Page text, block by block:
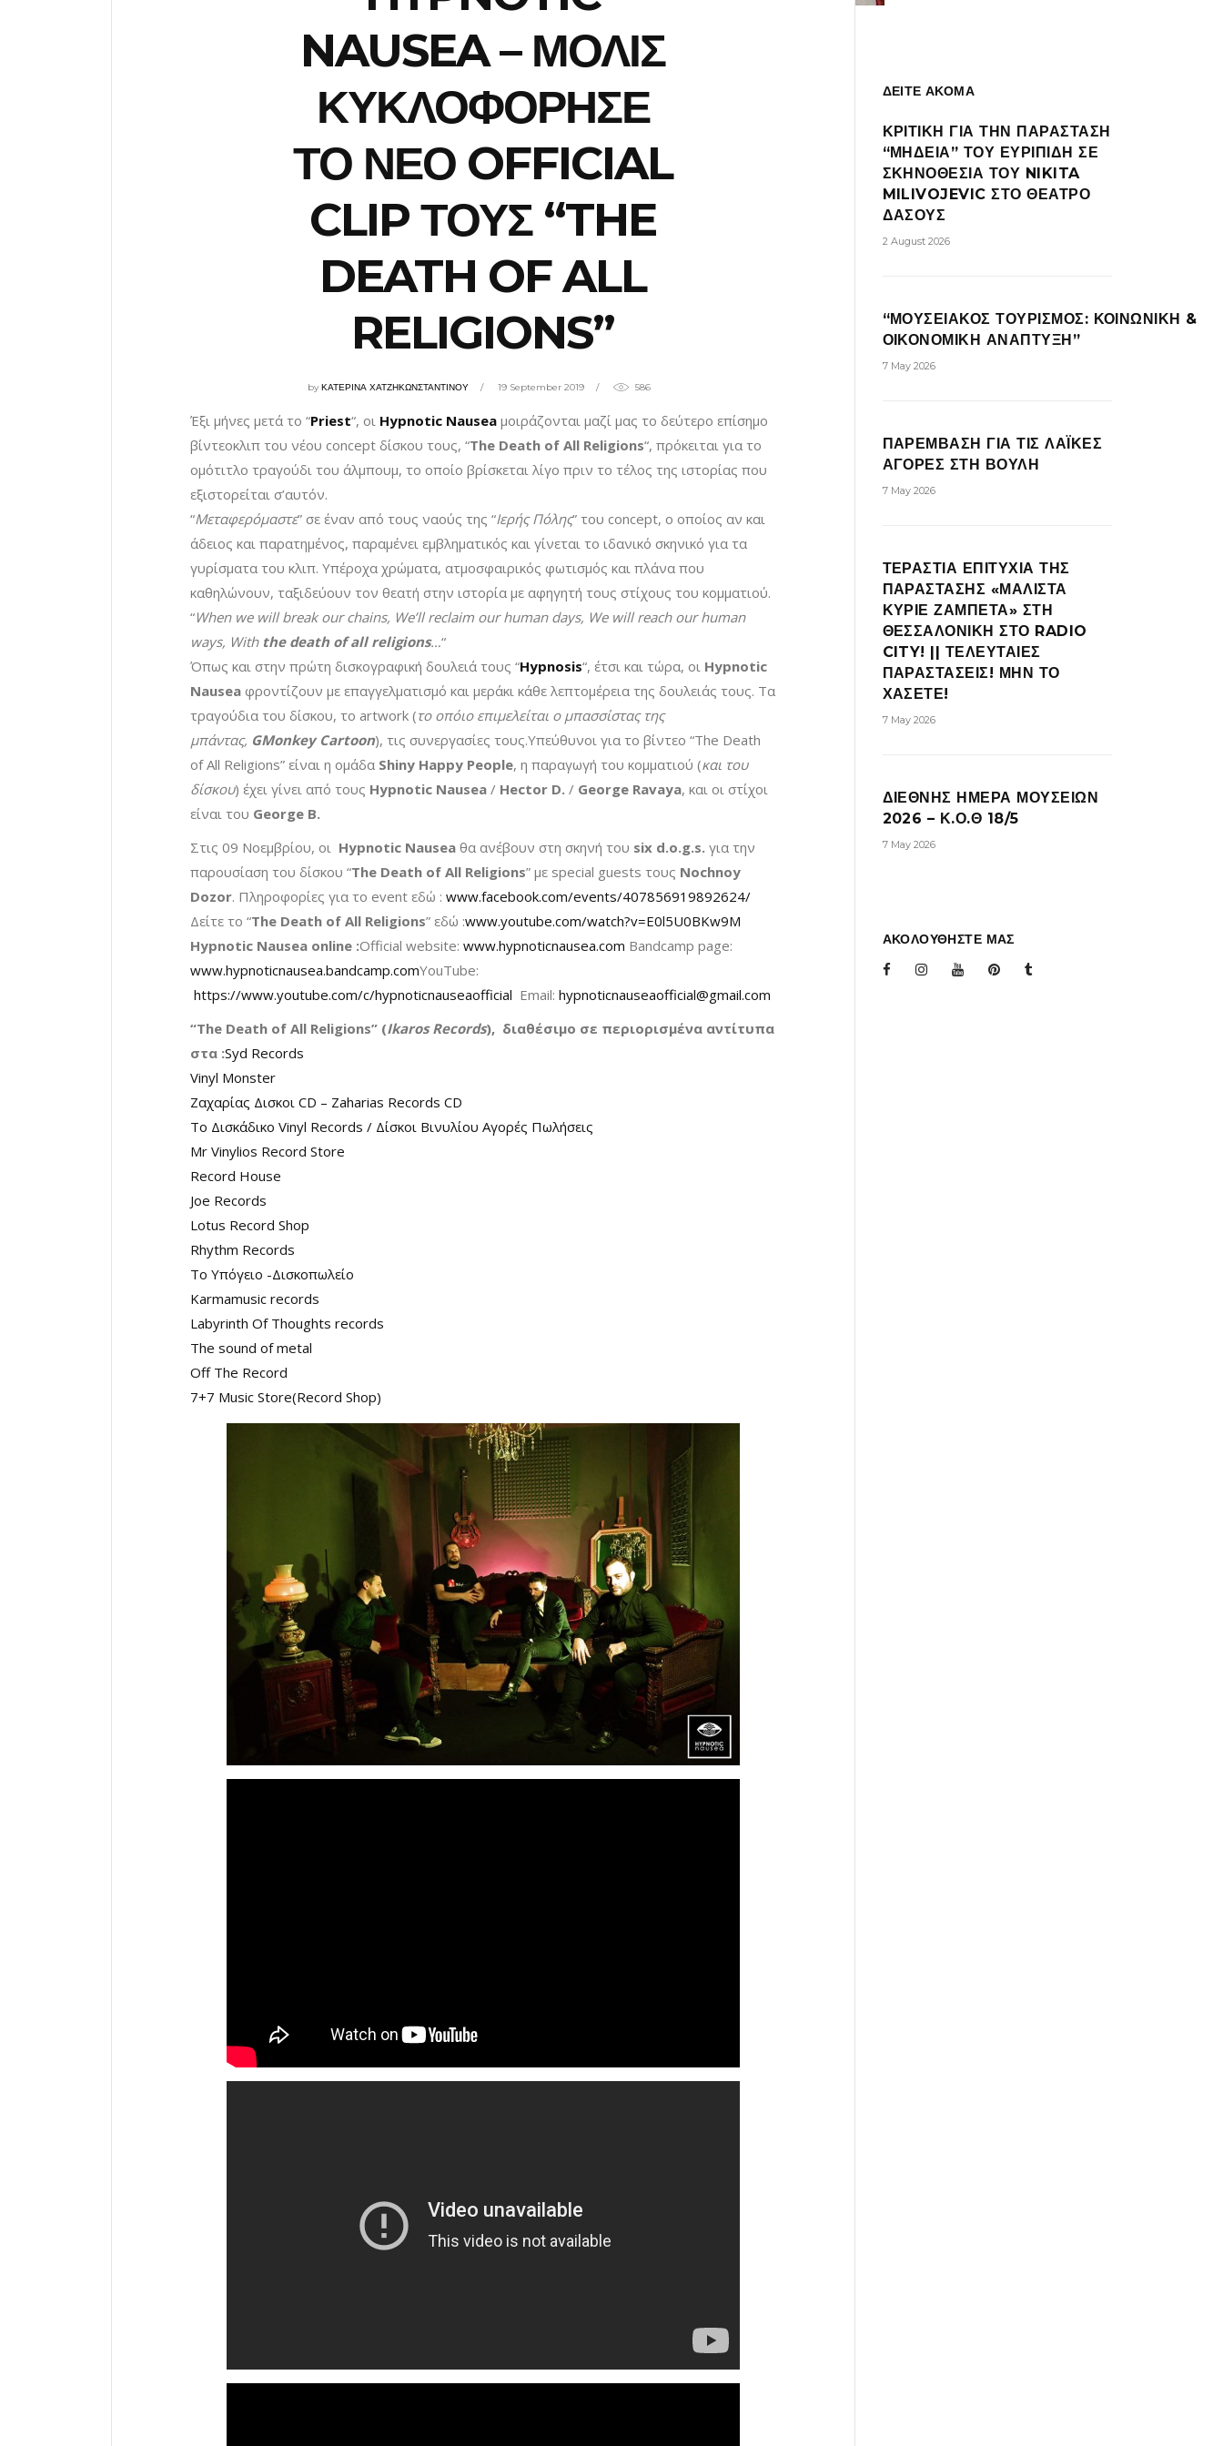
NAUSEA – ΜΟΛΙΣ
ΚΥΚΛΟΦΟΡΗΣΕ
ΤΟ ΝΕΟ OFFICIAL
CLIP ΤΟΥΣ “THE
DEATH OF ALL
RELIGIONS”
byΚΑΤΕΡΙΝΑ ΧΑΤΖΗΚΩΝΣΤΑΝΤΙΝΟΥ 19 September 2019 586
Έξι μήνες μετά το “Priest“, οι Hypnotic Nausea μοιράζονται μαζί μας το δεύτερο επίσημο
βίντεοκλιπ του νέου concept δίσκου τους, “The Death of All Religions“, πρόκειται για το
ομότιτλο τραγούδι του άλμπουμ, το οποίο βρίσκεται λίγο πριν το τέλος της ιστορίας που
εξιστορείται σ’αυτόν.
“Μεταφερόμαστε” σε έναν από τους ναούς της “Ιερής Πόλης” του concept, ο οποίος αν και
άδειος και παρατημένος, παραμένει εμβληματικός και γίνεται το ιδανικό σκηνικό για τα
γυρίσματα του κλιπ. Υπέροχα χρώματα, ατμοσφαιρικός φωτισμός και πλάνα που
καθηλώνουν, ταξιδεύουν τον θεατή στην ιστορία με αφηγητή τους στίχους του κομματιού.
“When we will break our chains, We’ll reclaim our human days, We will reach our human
ways, With the death of all religions…“
Όπως και στην πρώτη δισκογραφική δουλειά τους “Hypnosis“, έτσι και τώρα, οι Hypnotic
Nausea φροντίζουν με επαγγελματισμό και μεράκι κάθε λεπτομέρεια της δουλειάς τους. Τα
τραγούδια του δίσκου, το artwork (το οπόιο επιμελείται ο μπασσίστας της
μπάντας, GMonkey Cartoon), τις συνεργασίες τους.Υπεύθυνοι για το βίντεο “The Death
of All Religions” είναι η ομάδα Shiny Happy People, η παραγωγή του κομματιού (και του
δίσκου) έχει γίνει από τους Hypnotic Nausea / Hector D. / George Ravaya, και οι στίχοι
είναι του George B.
Στις 09 Νοεμβρίου, οι Hypnotic Nausea θα ανέβουν στη σκηνή του six d.o.g.s. για την
παρουσίαση του δίσκου “The Death of All Religions” με special guests τους Nochnoy
Dozor. Πληροφορίες για το event εδώ : www.facebook.com/events/407856919892624/
Δείτε το “The Death of All Religions” εδώ :www.youtube.com/watch?v=E0l5U0BKw9M
Hypnotic Nausea online :Official website: www.hypnoticnausea.com Bandcamp page:
www.hypnoticnausea.bandcamp.comYouTube:
https://www.youtube.com/c/hypnoticnauseaofficial Email: hypnoticnauseaofficial@gmail.com
“The Death of All Religions” (Ikaros Records), διαθέσιμο σε περιορισμένα αντίτυπα
στα :Syd Records
Vinyl Monster
Ζαχαρίας Δισκοι CD – Zaharias Records CD
Το Δισκάδικο Vinyl Records / Δίσκοι Βινυλίου Αγορές Πωλήσεις
Mr Vinylios Record Store
Record House
Joe Records
Lotus Record Shop
Rhythm Records
Το Υπόγειο -Δισκοπωλείο
Karmamusic records
Labyrinth Of Thoughts records
The sound of metal
Off Τhe Record
7+7 Music Store(Record Shop)
ΔΕΙΤΕ ΑΚΟΜΑ
ΚΡΙΤΙΚΗ ΓΙΑ ΤΗΝ ΠΑΡΑΣΤΑΣΗ
“ΜΗΔΕΙΑ” ΤΟΥ ΕΥΡΙΠΙΔΗ ΣΕ
ΣΚΗΝΟΘΕΣΙΑ ΤΟΥ NIKITA
MILIVOJEVIC ΣΤΟ ΘΕΑΤΡΟ
ΔΑΣΟΥΣ
2 August 2026
“ΜΟΥΣΕΙΑΚΟΣ ΤΟΥΡΙΣΜΟΣ: ΚΟΙΝΩΝΙΚΗ &
ΟΙΚΟΝΟΜΙΚΗ ΑΝΑΠΤΥΞΗ”
7 May 2026
ΠΑΡΕΜΒΑΣΗ ΓΙΑ ΤΙΣ ΛΑΪΚΕΣ
ΑΓΟΡΕΣ ΣΤΗ ΒΟΥΛΗ
7 May 2026
ΤΕΡΑΣΤΙΑ ΕΠΙΤΥΧΙΑ ΤΗΣ
ΠΑΡΑΣΤΑΣΗΣ «ΜΑΛΙΣΤΑ
ΚΥΡΙΕ ΖΑΜΠΕΤΑ» ΣΤΗ
ΘΕΣΣΑΛΟΝΙΚΗ ΣΤΟ RADIO
CITY! || ΤΕΛΕΥΤΑΙΕΣ
ΠΑΡΑΣΤΑΣΕΙΣ! ΜΗΝ ΤΟ
ΧΑΣΕΤΕ!
7 May 2026
ΔΙΕΘΝΗΣ ΗΜΕΡΑ ΜΟΥΣΕΙΩΝ
2026 – Κ.Ο.Θ 18/5
7 May 2026
ΑΚΟΛΟΥΘΗΣΤΕ ΜΑΣ